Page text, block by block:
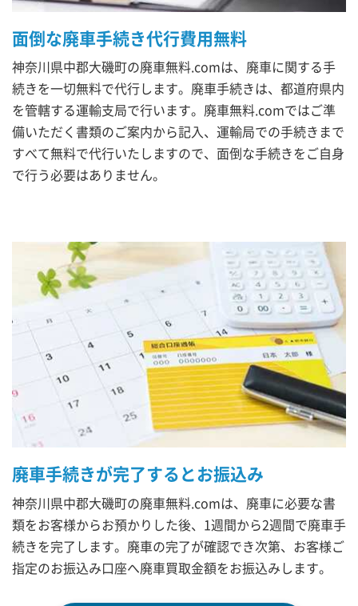
面倒な廃車手続き代行費用無料
神奈川県中郡大磯町の廃車無料.comは、廃車に関する手
続きを一切無料で代行します。廃車手続きは、都道府県内
を管轄する運輸支局で行います。廃車無料.comではご準
備いただく書類のご案内から記入、運輸局での手続きまで
すべて無料で代行いたしますので、面倒な手続きをご自身
で行う必要はありません。
廃車手続きが完了するとお振込み
神奈川県中郡大磯町の廃車無料.comは、廃車に必要な書
類をお客様からお預かりした後、1週間から2週間で廃車手
続きを完了します。廃車の完了が確認でき次第、お客様ご
指定のお振込み口座へ廃車買取金額をお振込みします。